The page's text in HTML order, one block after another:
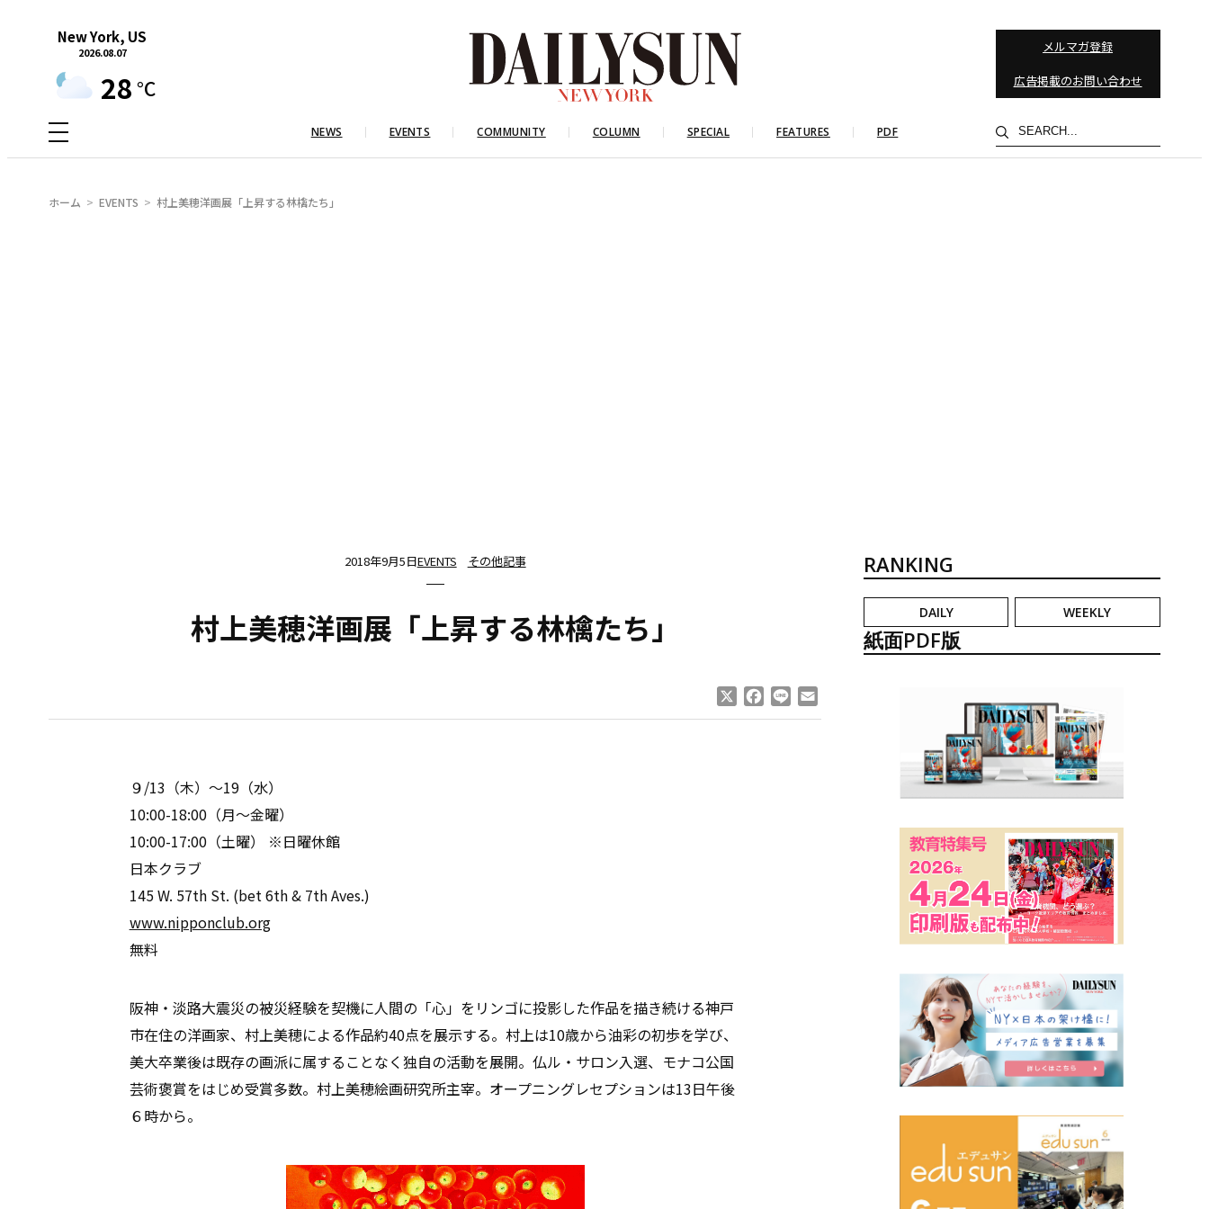
New York, US
2026.08.07
28 °C
メルマガ登録
広告掲載のお問い合わせ
NEWS EVENTS COMMUNITY COLUMN SPECIAL FEATURES PDF
検
索
ホーム EVENTS 村上美穂洋画展「上昇する林檎たち」
2018年9月5日EVENTS その他記事
村上美穂洋画展「上昇する林檎たち」
Facebook
Line
９/13（木）〜19（水）
10:00-18:00（月〜金曜）
10:00-17:00（土曜） ※日曜休館
日本クラブ
145 W. 57th St. (bet 6th & 7th Aves.)
www.nipponclub.org
無料
阪神・淡路大震災の被災経験を契機に人間の「心」をリンゴに投影した作品を描き続ける神戸
市在住の洋画家、村上美穂による作品約40点を展示する。村上は10歳から油彩の初歩を学び、
美大卒業後は既存の画派に属することなく独自の活動を展開。仏ル・サロン入選、モナコ公国
芸術褒賞をはじめ受賞多数。村上美穂絵画研究所主宰。オープニングレセプションは13日午後
６時から。
RANKING
DAILY WEEKLY
紙面PDF版